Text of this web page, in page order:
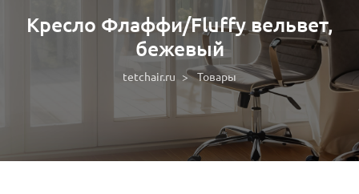
Кресло Флаффи/Fluffy вельвет,
бежевый
tetchair.ru Товары